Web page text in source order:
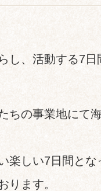
し、活動する7日
ちの事業地にて
楽しい7日間と
ります。